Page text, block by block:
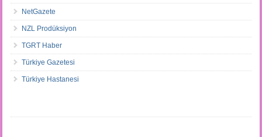
NetGazete
NZL Prodüksiyon
TGRT Haber
Türkiye Gazetesi
Türkiye Hastanesi